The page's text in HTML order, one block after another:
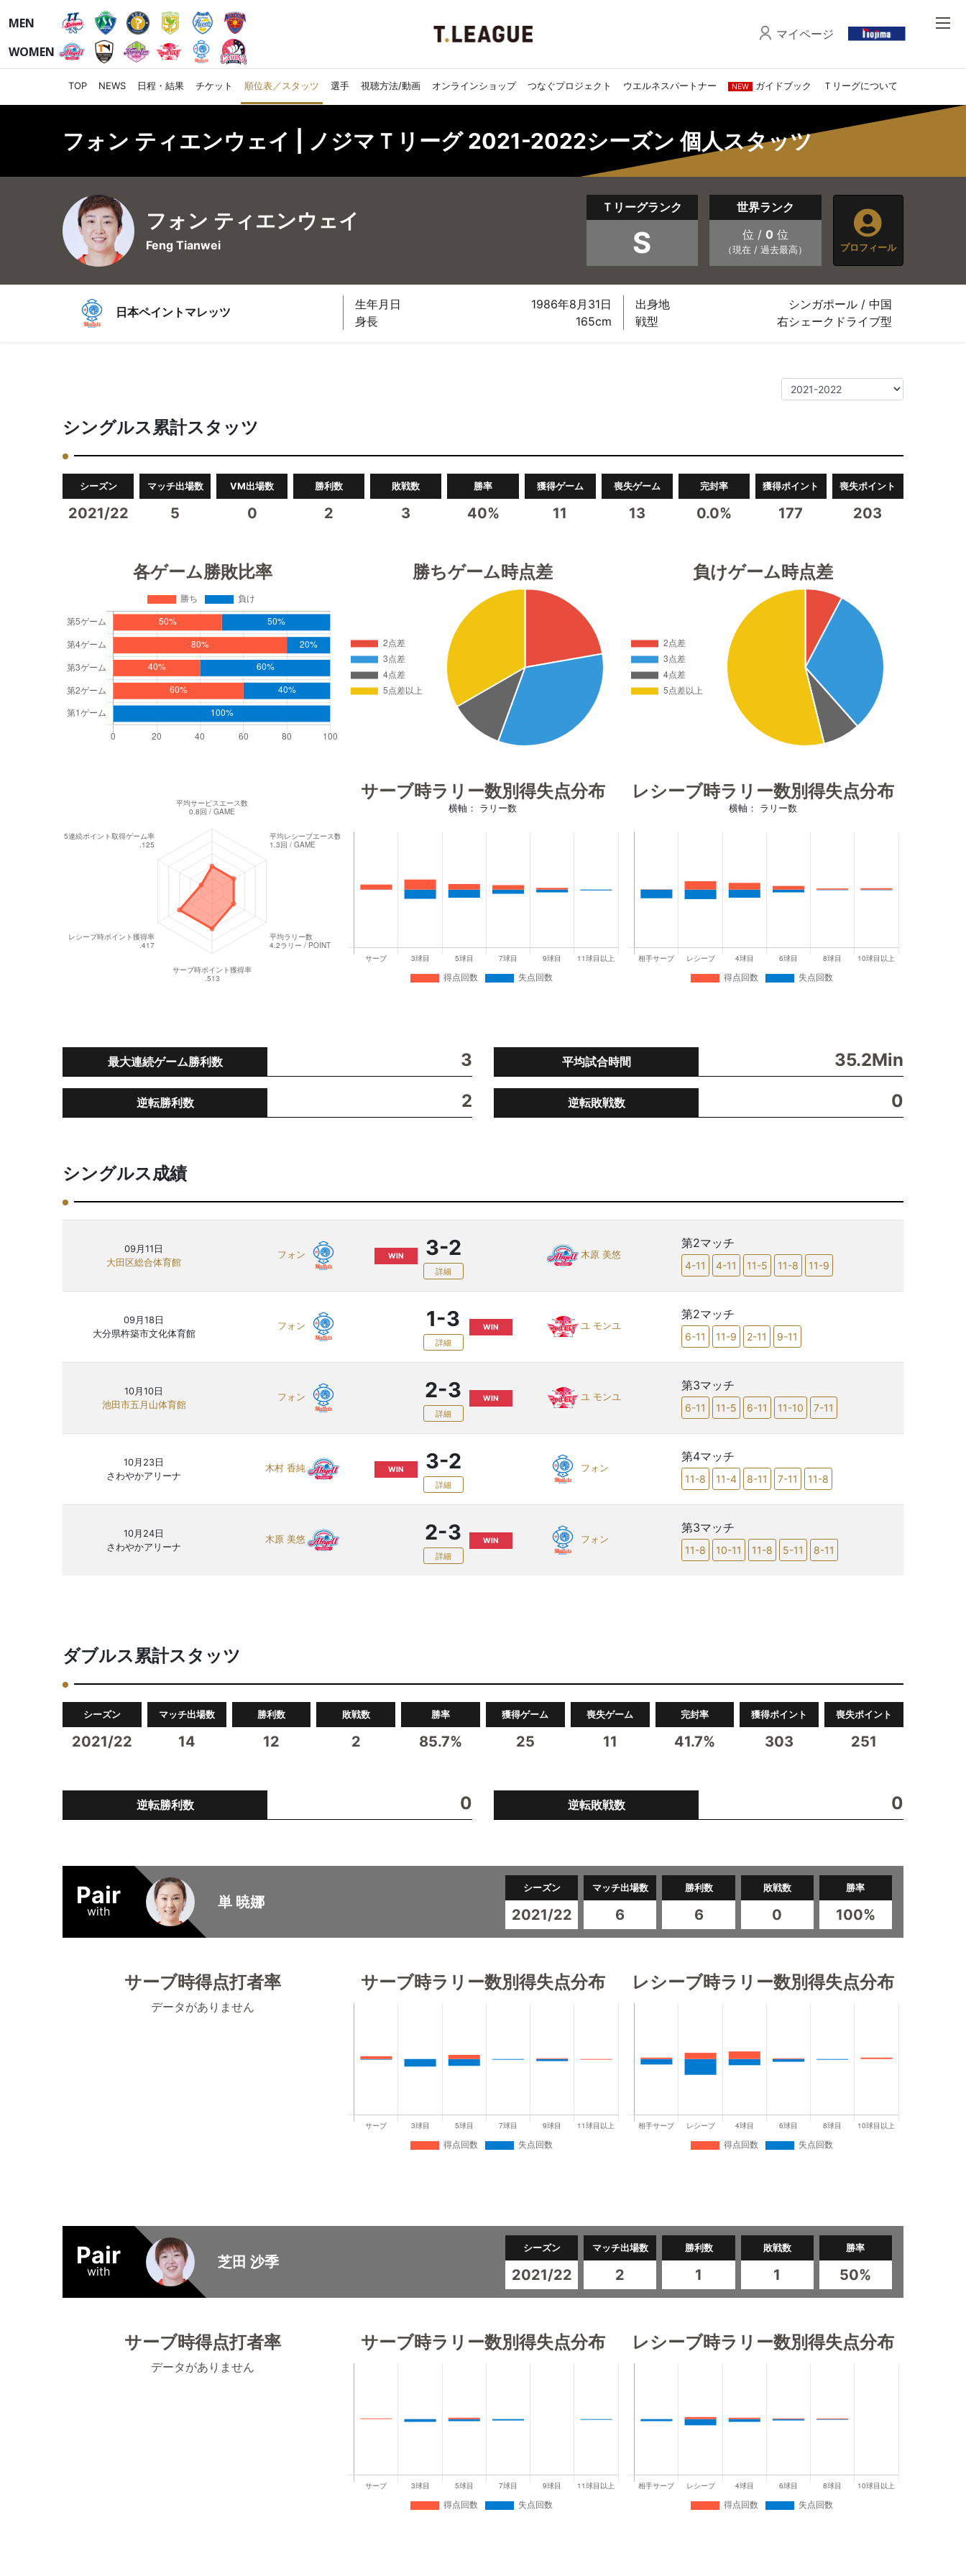
MEN
WOMEN
マイページ
TOP NEWS 日程・結果 チケット 順位表／スタッツ 選手 視聴方法/動画 オンラインショップ つなぐプロジェクト ウエルネスパートナー NEW ガイドブック Ｔリーグについて
フォン ティエンウェイ | ノジマＴリーグ 2021-2022シーズン 個人スタッツ
フォン ティエンウェイ
Feng Tianwei
Ｔリーグランク
S
世界ランク
位 / 0 位
（現在 / 過去最高） プロフィール
日本ペイントマレッツ
生年月日
1986年8月31日
身長
165cm
出身地
シンガポール / 中国
戦型
右シェークドライブ型
シングルス累計スタッツ
シーズン
2021/22
マッチ出場数
5
VM出場数
0
勝利数
2
敗戦数
3
勝率
40%
獲得ゲーム
11
喪失ゲーム
13
完封率
0.0%
獲得ポイント
177
喪失ポイント
203
各ゲーム勝敗比率 勝ちゲーム時点差 負けゲーム時点差
サーブ時ラリー数別得失点分布
横軸： ラリー数
レシーブ時ラリー数別得失点分布
横軸： ラリー数
最大連続ゲーム勝利数 3 平均試合時間 35.2Min
逆転勝利数 2 逆転敗戦数 0
シングルス成績
09月11日
大田区総合体育館
フォン WIN 3-2
詳細
木原 美悠
第2マッチ
4-11 4-11 11-5 11-8 11-9
09月18日
大分県杵築市文化体育館
フォン 1-3
詳細
WIN ユ モンユ
第2マッチ
6-11 11-9 2-11 9-11
10月10日
池田市五月山体育館
フォン 2-3
詳細
WIN ユ モンユ
第3マッチ
6-11 11-5 6-11 11-10 7-11
10月23日
さわやかアリーナ
木村 香純 WIN 3-2
詳細
フォン
第4マッチ
11-8 11-4 8-11 7-11 11-8
10月24日
さわやかアリーナ
木原 美悠 2-3
詳細
WIN フォン
第3マッチ
11-8 10-11 11-8 5-11 8-11
ダブルス累計スタッツ
シーズン
2021/22
マッチ出場数
14
勝利数
12
敗戦数
2
勝率
85.7%
獲得ゲーム
25
喪失ゲーム
11
完封率
41.7%
獲得ポイント
303
喪失ポイント
251
逆転勝利数 0 逆転敗戦数 0
Pair
with
単 暁娜
シーズン
2021/22
マッチ出場数
6
勝利数
6
敗戦数
0
勝率
100%
サーブ時得点打者率
データがありません
サーブ時ラリー数別得失点分布 レシーブ時ラリー数別得失点分布
Pair
with
芝田 沙季
シーズン
2021/22
マッチ出場数
2
勝利数
1
敗戦数
1
勝率
50%
サーブ時得点打者率
データがありません
サーブ時ラリー数別得失点分布 レシーブ時ラリー数別得失点分布